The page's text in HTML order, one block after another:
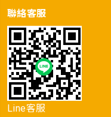
聯絡客服
Line客服